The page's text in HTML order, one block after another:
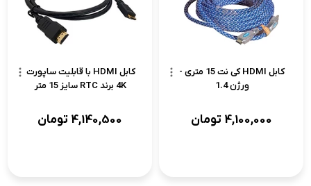
کابل HDMI کی نت 15 متری -
ورژن 1.4
4,100,000 تومان
کابل HDMI با قابلیت ساپورت
4K برند RTC سایز 15 متر
4,140,500 تومان